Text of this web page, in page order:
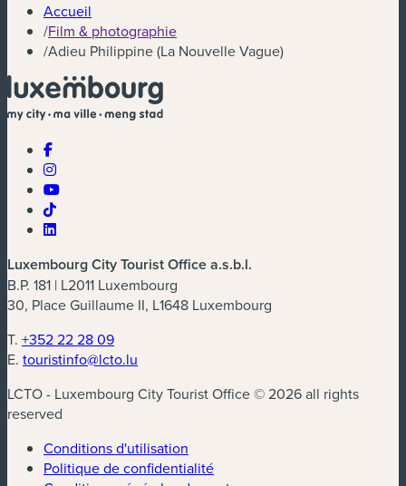
Accueil
/Film & photographie
/Adieu Philippine (La Nouvelle Vague)
Luxembourg City Tourist Office a.s.b.l.
B.P. 181 | L2011 Luxembourg
30, Place Guillaume II, L1648 Luxembourg
T. +352 22 28 09
E. touristinfo@lcto.lu
LCTO - Luxembourg City Tourist Office © 2026 all rights
reserved
Conditions d'utilisation
Politique de confidentialité